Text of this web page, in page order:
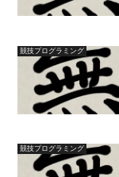
競技プログラミング
競技プログラミング